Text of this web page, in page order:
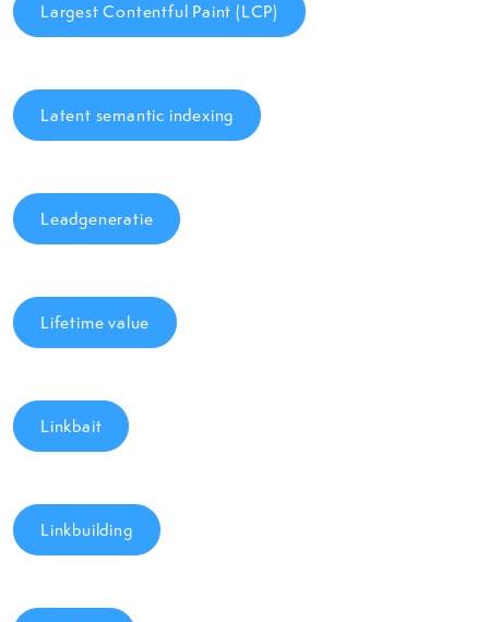
Largest Contentful Paint (LCP)
Latent semantic indexing
Leadgeneratie
Lifetime value
Linkbait
Linkbuilding